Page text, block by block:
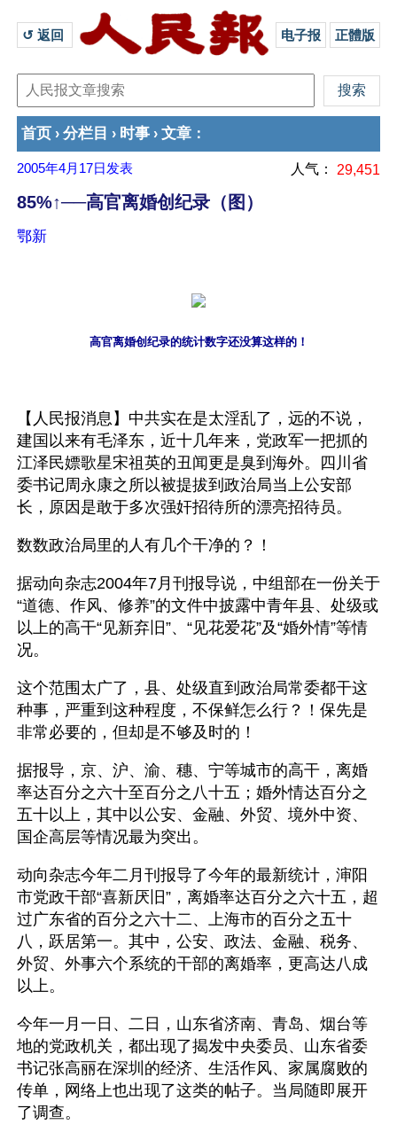
↺ 返回 电子报 正體版
首页 › 分栏目 › 时事 › 文章 ：
2005年4月17日 发表 人气： 29,451
85%↑──高官离婚创纪录（图）
鄂新
高官离婚创纪录的统计数字还没算这样的！
【人民报消息】中共实在是太淫乱了，远的不说，
建国以来有毛泽东，近十几年来，党政军一把抓的
江泽民嫖歌星宋祖英的丑闻更是臭到海外。四川省
委书记周永康之所以被提拔到政治局当上公安部
长，原因是敢于多次强奸招待所的漂亮招待员。
数数政治局里的人有几个干净的？！
据动向杂志2004年7月刊报导说，中组部在一份关于
“道德、作风、修养”的文件中披露中青年县、处级或
以上的高干“见新弃旧”、“见花爱花”及“婚外情”等情
况。
这个范围太广了，县、处级直到政治局常委都干这
种事，严重到这种程度，不保鲜怎么行？！保先是
非常必要的，但却是不够及时的！
据报导，京、沪、渝、穗、宁等城市的高干，离婚
率达百分之六十至百分之八十五；婚外情达百分之
五十以上，其中以公安、金融、外贸、境外中资、
国企高层等情况最为突出。
动向杂志今年二月刊报导了今年的最新统计，渖阳
市党政干部“喜新厌旧”，离婚率达百分之六十五，超
过广东省的百分之六十二、上海市的百分之五十
八，跃居第一。其中，公安、政法、金融、税务、
外贸、外事六个系统的干部的离婚率，更高达八成
以上。
今年一月一日、二日，山东省济南、青岛、烟台等
地的党政机关，都出现了揭发中央委员、山东省委
书记张高丽在深圳的经济、生活作风、家属腐败的
传单，网络上也出现了这类的帖子。当局随即展开
了调查。